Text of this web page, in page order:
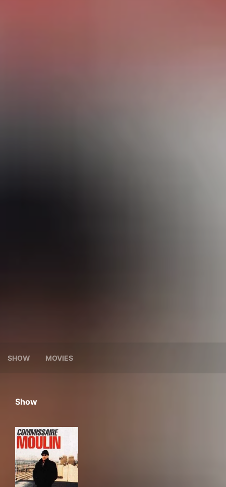
SHOW MOVIES
Show